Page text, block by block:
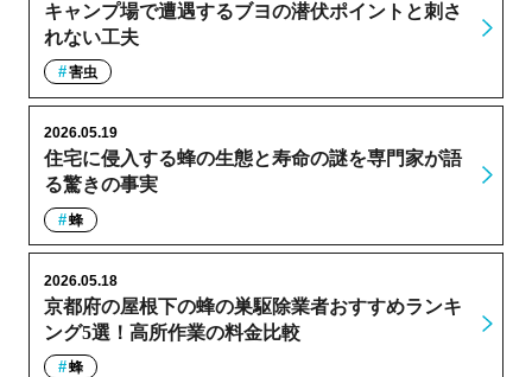
キャンプ場で遭遇するブヨの潜伏ポイントと刺さ
れない工夫
害虫
住宅に侵入する蜂の生態と寿命の謎を専門家が語
る驚きの事実
2026.05.19
蜂
京都府の屋根下の蜂の巣駆除業者おすすめランキ
ング5選！高所作業の料金比較
2026.05.18
蜂